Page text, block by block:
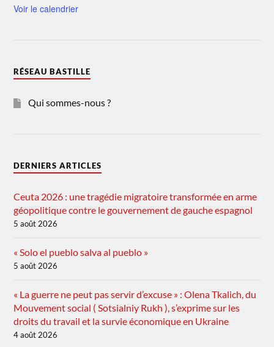
Voir le calendrier
RÉSEAU BASTILLE
Qui sommes-nous ?
DERNIERS ARTICLES
Ceuta 2026 : une tragédie migratoire transformée en arme
géopolitique contre le gouvernement de gauche espagnol
5 août 2026
« Solo el pueblo salva al pueblo »
5 août 2026
« La guerre ne peut pas servir d’excuse » : Olena Tkalich, du
Mouvement social ( Sotsialniy Rukh ), s’exprime sur les
droits du travail et la survie économique en Ukraine
4 août 2026